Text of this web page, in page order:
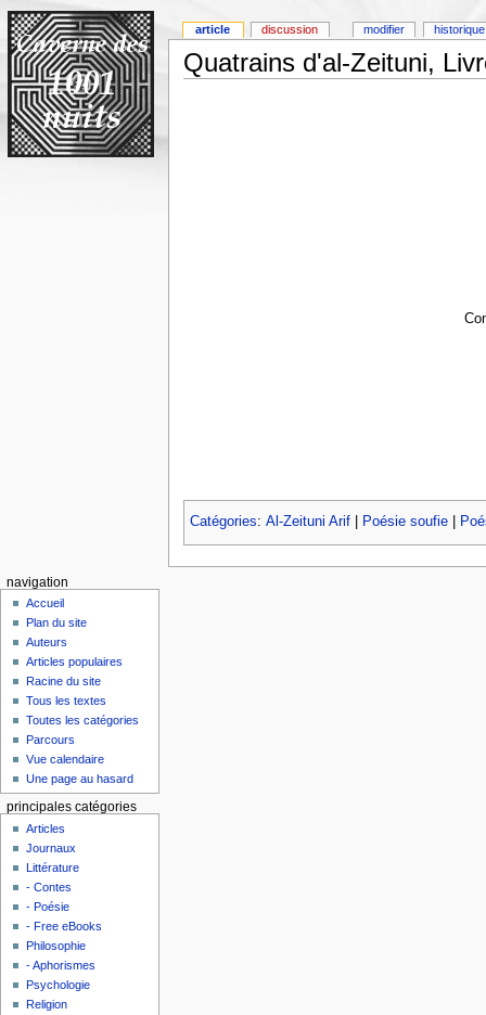
Quatrains d'al-Zeituni,
Catégories: Al-Zeituni Arif| Poésie soufie|
article discussion modifier historique
navigation
Accueil
Plan du site
Auteurs
Articles populaires
Racine du site
Tous les textes
Toutes les catégories
Parcours
Vue calendaire
Une page au hasard
principales catégories
Articles
Journaux
Littérature
- Contes
- Poésie
- Free eBooks
Philosophie
- Aphorismes
Psychologie
Religion